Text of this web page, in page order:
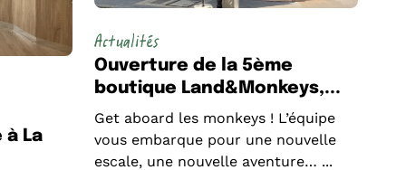
à La
Actualités
Ouverture de la 5ème
boutique Land&Monkeys,...
Get aboard les monkeys ! L’équipe
vous embarque pour une nouvelle
escale, une nouvelle aventure… ...